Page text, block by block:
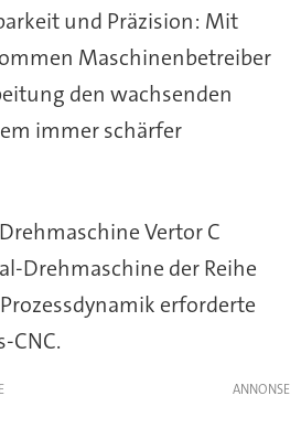
und Präzision: Mit
Maschinenbetreiber
den wachsenden
immer schärfer
Drehmaschine der Reihe
erforderte
CNC.